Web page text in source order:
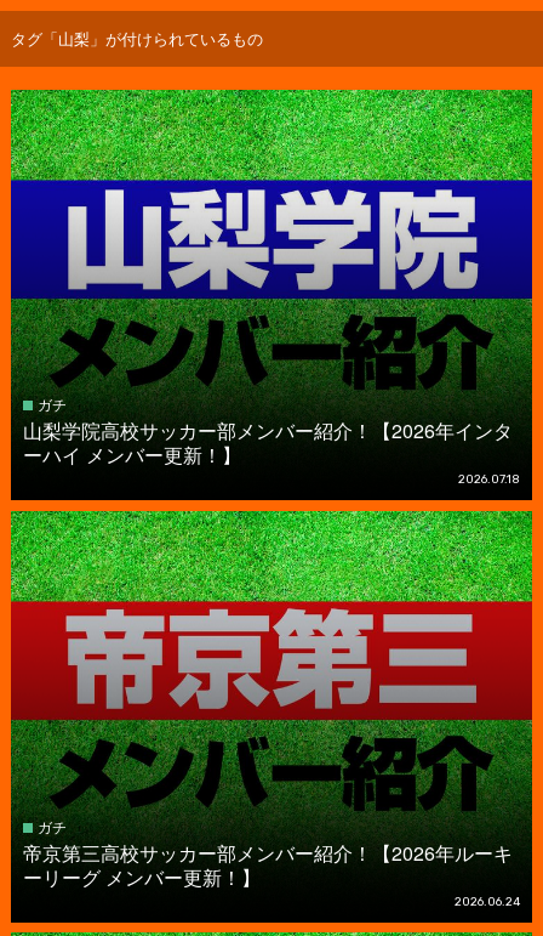
タグ「山梨」が付けられているもの
ガチ
山梨学院高校サッカー部メンバー紹介！【2026年インタ
ーハイ メンバー更新！】
2026.07.18
ガチ
帝京第三高校サッカー部メンバー紹介！【2026年ルーキ
ーリーグ メンバー更新！】
2026.06.24